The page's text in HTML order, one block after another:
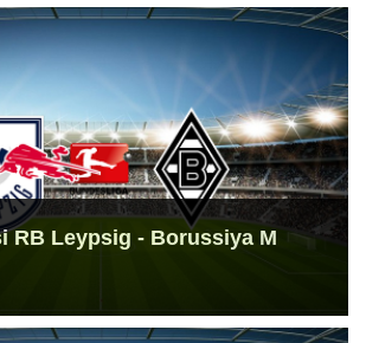
RB Leypsig - Borussiya M